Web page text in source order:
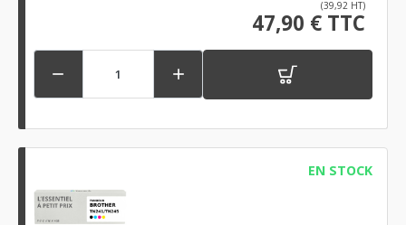
(39,92 HT)
47,90 € TTC
 
EN STOCK